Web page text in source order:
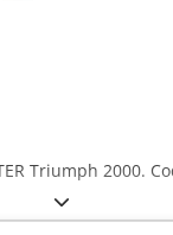
Triumph 2000.